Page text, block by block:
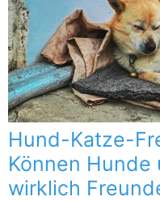
Hund-Katze-
Können Hunde
wirklich